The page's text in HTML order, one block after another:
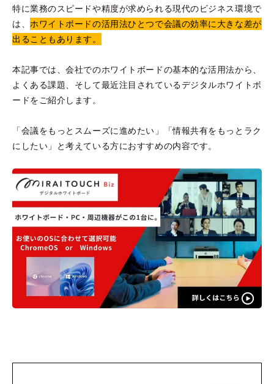
特に業務のスピードや精度が求められる現代のビジネス環境で
は、ホワイトボードの活用法ひとつで会議の効率に大きな差が
出ることもあります。
本記事では、会社でのホワイトボードの基本的な活用法から、
よくある課題、そして最近注目されているデジタルホワイトボ
ードをご紹介します。
「会議をもっとスムーズに進めたい」「情報共有をもっとラク
にしたい」と考えている方におすすめの内容です。